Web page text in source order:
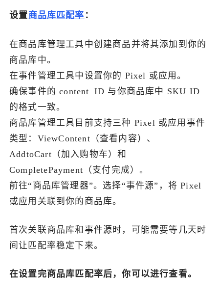
出海交流群
了解出海网
设置商品库匹配率 ：
在商品库管理工具中创建商品并将其添加到你的
商品库中。
在事件管理工具中设置你的 Pixel 或应用。
确保事件的 content_ID 与你商品库中 SKU ID
的格式一致。
商品库管理工具目前支持三种 Pixel 或应用事件
类型：ViewContent（查看内容）、
AddtoCart（加入购物车）和
CompletePayment（支付完成）。
前往“商品库管理器”。选择“事件源”，将 Pixel
或应用关联到你的商品库。
首次关联商品库和事件源时，可能需要等几天时
间让匹配率稳定下来。
在设置完商品库匹配率后，你可以进行查看。